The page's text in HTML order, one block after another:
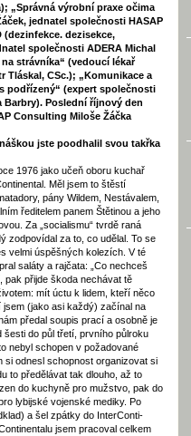
„Správná výrobní praxe očima
jednatel společnosti HASAP
dezisekce,
společnosti ADERA Michal
strávníka“ (vedoucí lékař
Tláskal, CSc.); „Komunikace a
podřízený“ (expert společnosti
Barbry). Poslední říjnový den
Consulting Miloše Žáčka
jste poodhalil svou takřka
1976 jako učeň oboru kuchař
Měl jsem to štěstí
pány Wildem, Nestávalem,
ředitelem panem Štětinou a jeho
Za „socialismu“ tvrdě raná
zodpovídal za to, co udělal. To se
velmi úspěšných kolezích. V té
saláty a rajčata: „Co nechceš
pak přijde škoda nechávat tě
mít úctu k lidem, kteří něco
jsem (jako asi každý) začínal na
předal soupis prací a osobně je
šesti do půl třetí, prvního půlroku
nebyl schopen v požadované
si odnesl schopnost organizovat si
to předělávat tak dlouho, až to
do kuchyně pro mužstvo, pak do
lybijské vojenské mediky. Po
a šel zpátky do InterConti­
jsem pracoval celkem